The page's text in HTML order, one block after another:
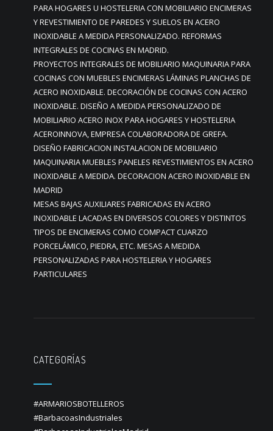
PARA HOGARES U HOSTELERIA CON MOBILIARIO ENCIMERAS
Y REVESTIMIENTO DE PAREDES Y SUELOS EN ACERO
INOXIDABLE A MEDIDA PERSONALIZADO. REFORMAS
INTEGRALES DE COCINAS EN MADRID.
PROYECTOS INTEGRALES DE MOBILIARIO MAQUINARIA PARA
COCINAS CON MUEBLES ENCIMERAS LÁMINAS PLANCHAS DE
ACERO INOXIDABLE. DECORACIÓN DE COCINAS CON ACERO
INOXIDABLE. DISEÑO A MEDIDA PERSONALIZADO DE
MOBILIARIO ACERO INOX PARA HOGARES Y HOSTELERIA
ACEROINNOVA, EMPRESA COLABORADORA DE GREFA.
DISEÑO FABRICACION INSTALACION DE MOBILIARIO
MAQUINARIA MUEBLES PANELES REVESTIMIENTOS EN ACERO
INOXIDABLE A MEDIDA. DECORACION ACERO INOXIDABLE EN
MADRID
MESAS BAJAS AUXILIARES FABRICADAS EN ACERO
INOXIDABLE LACADAS EN DIVERSOS COLORES Y DISTINTOS
TIPOS DE ENCIMERAS COMO COMPACT CUARZO
PORCELÁMICO, PIEDRA, ETC. MESAS A MEDIDA
PERSONALIZADAS PARA HOSTELERIA Y HOGARES
PARTICULARES
CATEGORÍAS
#ARMARIOSBOTELLEROS
#BarbacoasIndustriales